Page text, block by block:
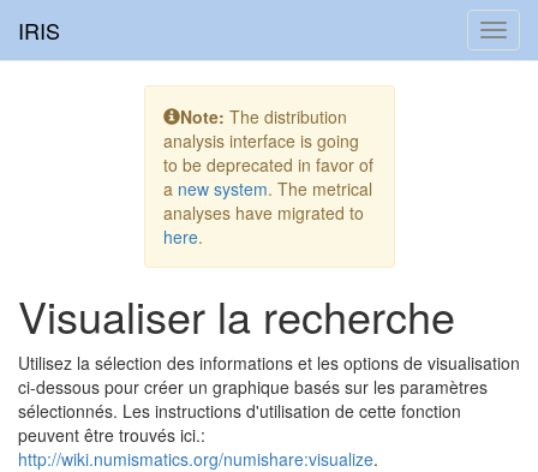
IRIS
Note: The distribution
analysis interface is going
to be deprecated in favor of
a new system. The metrical
analyses have migrated to
here.
Visualiser la recherche
Utilisez la sélection des informations et les options de visualisation
ci-dessous pour créer un graphique basés sur les paramètres
sélectionnés. Les instructions d'utilisation de cette fonction
peuvent être trouvés ici.:
http://wiki.numismatics.org/numishare:visualize.